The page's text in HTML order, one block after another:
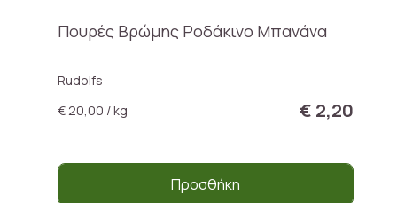
Πουρές Βρώμης Ροδάκινο Μπανάνα
Rudolfs
€ 20,00 / kg
€ 2,20
Προσθήκη